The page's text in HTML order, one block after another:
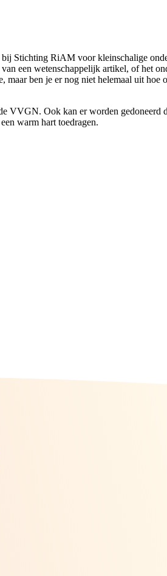
Stichting RiAM voor kleinschalige
een wetenschappelijk artikel, of het
maar ben je er nog niet helemaal uit hoe
VVGN. Ook kan er worden gedoneerd
warm hart toedragen.